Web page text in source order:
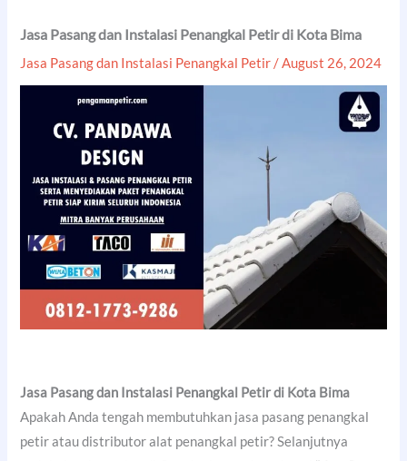
Jasa Pasang dan Instalasi Penangkal Petir di Kota Bima
Jasa Pasang dan Instalasi Penangkal Petir /August 26, 2024
Jasa Pasang dan Instalasi Penangkal Petir di Kota Bima
Apakah Anda tengah membutuhkan jasa pasang penangkal
petir atau distributor alat penangkal petir? Selanjutnya